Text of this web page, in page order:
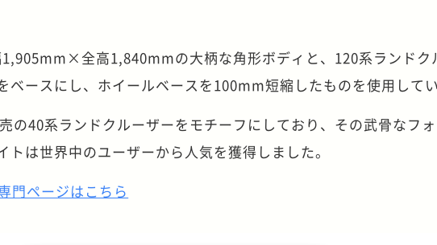
全高1,840mmの大柄な角形ボディと、120系ランドク
ベースにし、ホイールベースを100mm短縮したものを使用して
の40系ランドクルーザーをモチーフにしており、その武骨なフ
トは世界中のユーザーから人気を獲得しました。
門ページはこちら